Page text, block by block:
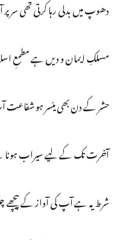
دھوپ میں بدلی رہا کرتی تھی سر
مسلکِ ایمان و دیں ہے مطمعِ
حشر کے دن بھی میّسر ہو شفاعت
آخرت تک کے لیے سیراب ہونا ہے
شرط یہ ہے آپ کی آواز کے پیچھے